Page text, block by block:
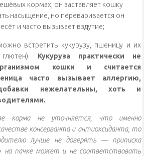
кормах, он заставляет кошку
насыщение, но переваривается он
и часто вызывает вздутие;
встретить кукурузу, пшеницу и их
Кукуруза практически не
кошки и считается
часто вызывает аллергию,
нежелательны, хоть и
корма не уточняется, что именно
консерванта и антиоксиданта, то
лучше не доверять — приписка
на пачке может и не соответствовать